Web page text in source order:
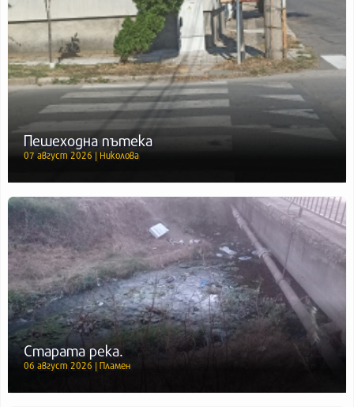
Пешеходна пътека
07 август 2026 | Николова
Старата река.
06 август 2026 | Пламен